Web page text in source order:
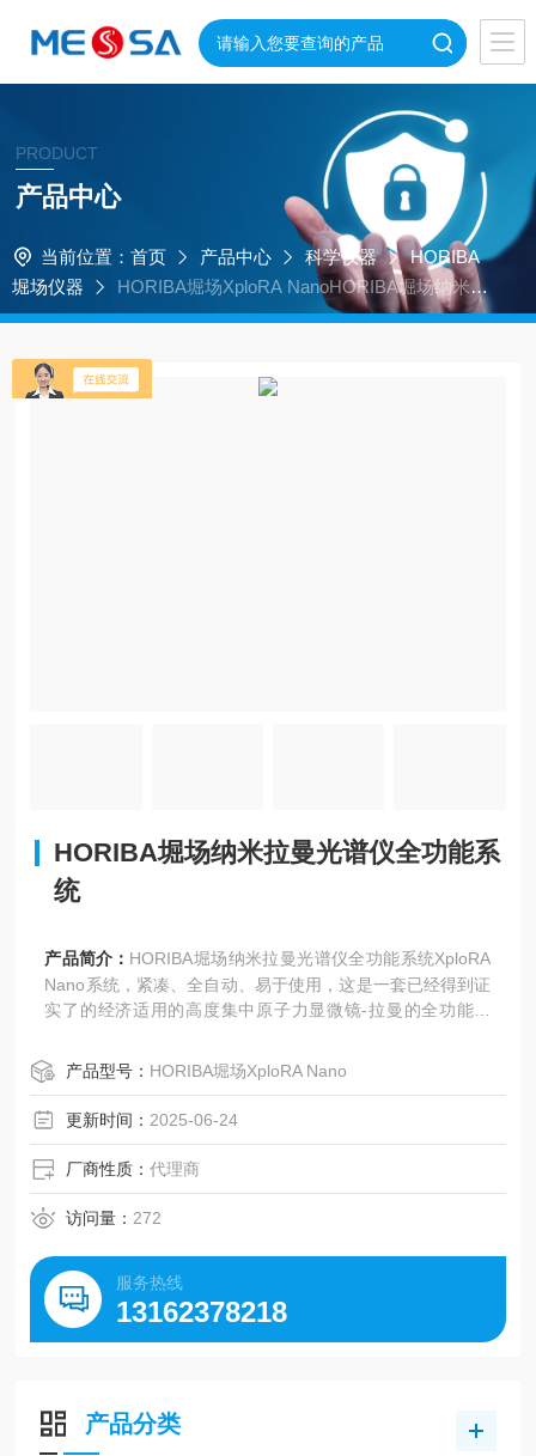
PRODUCT
产品中心
当前位置： 首页 产品中心 科学仪器
HORIBA
堀场仪器
HORIBA堀场XploRA NanoHORIBA堀场纳米拉
曼光谱仪全功能系统
HORIBA堀场纳米拉曼光谱仪全功能系
统
产品简介： HORIBA堀场纳米拉曼光谱仪全功能系统XploRA
Nano系统，紧凑、全自动、易于使用，这是一套已经得到证
实了的经济适用的高度集中原子力显微镜-拉曼的全功能系
产品型号： HORIBA堀场XploRA Nano
更新时间： 2025-06-24
厂商性质：代理商
访问量： 272
服务热线
13162378218
产品分类